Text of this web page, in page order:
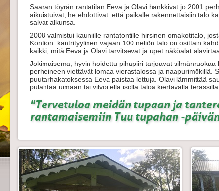
Saaran töyrän rantatilan Eeva ja Olavi hankkivat jo 2001
aikuistuivat, he ehdottivat, että paikalle rakennettaisiin talo
saivat alkunsa.
2008 valmistui kauniille rantatontille hirsinen omakotitalo,
Kontion kantrityylinen vajaan 100 neliön talo on osittain
kaikki, mitä Eeva ja Olavi tarvitsevat ja upet näköalat
Jokimaisema, hyvin hoidettu pihapiiri tarjoavat
perheineen viettävät lomaa vierastalossa ja naapurimökillä.
puutarhakatoksessa Eeva paistaa lettuja. Olavi lämmittää
pulahtaa uimaan tai vilvoitella isolla taloa kiertävällä
"Tervetuloa meidän tupaan ja
rantamaisemiin Tuu tupahan -